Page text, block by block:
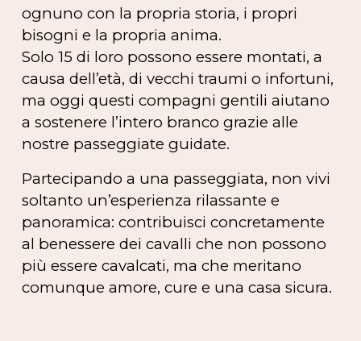
ognuno con la propria storia, i propri
bisogni e la propria anima.
Solo 15 di loro possono essere montati, a
causa dell’età, di vecchi traumi o infortuni,
ma oggi questi compagni gentili aiutano
a sostenere l’intero branco grazie alle
nostre passeggiate guidate.
Partecipando a una passeggiata, non vivi
soltanto un’esperienza rilassante e
panoramica:contribuisci concretamente
al benessere dei cavalli che non possono
più essere cavalcati, ma che meritano
comunque amore, cure e una casa sicura.